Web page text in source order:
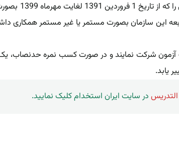
طبق این طرح،
این سازمان بصورت مستمر یا غیر مستمر همکاری
آزمون شرکت نمایند و در صورت کسب نمره حدنصاب،
یابد.
در سایت ایران استخدام کلیک نمایید.